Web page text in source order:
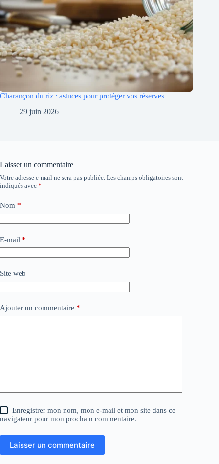
Charançon du riz : astuces pour protéger vos réserves
29 juin 2026
Laisser un commentaire
Votre adresse e-mail ne sera pas publiée. Les champs obligatoires sont
indiqués avec *
Nom *
E-mail *
Site web
Ajouter un commentaire *
Enregistrer mon nom, mon e-mail et mon site dans ce
navigateur pour mon prochain commentaire.
Laisser un commentaire